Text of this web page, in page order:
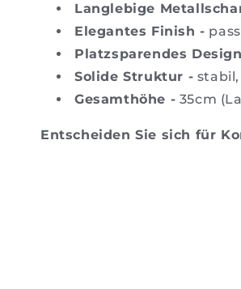
Langlebige
Elegantes Finish -
Platzsparendes
Solide Struktur -
Gesamthöhe - 35cm
Entscheiden Sie sich für